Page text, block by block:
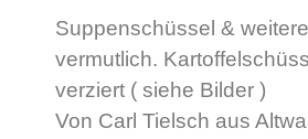
Suppenschüssel &
vermutlich.
verziert ( siehe Bilder )
Von Carl Tielsch aus